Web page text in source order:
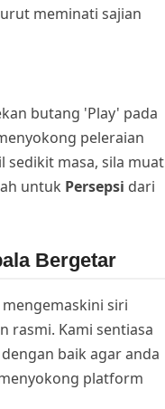
meminati sajian
butang 'Play' pada
peleraian
sedikit masa, sila muat
untuk Persepsi dari
Bergetar
siri
rasmi. Kami sentiasa
baik agar anda
platform